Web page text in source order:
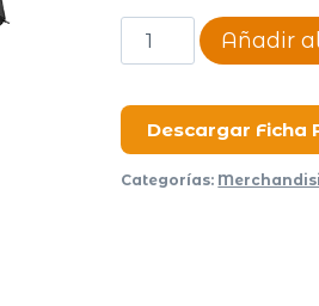
Paraguas
Rainy
Añadir
Descargar Ficha
Categorías: